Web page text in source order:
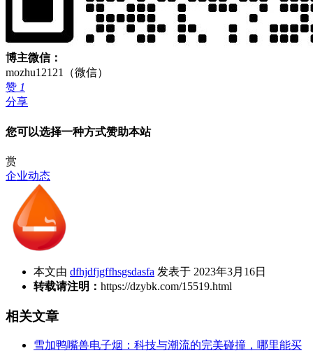
博主微信：
mozhu12121（微信）
赞 1
分享
您可以选择一种方式赞助本站
赏
企业动态
本文由 dfhjdfjgffhsgsdasfa 发表于 2023年3月16日
转载请注明： https://dzybk.com/15519.html
相关文章
雪加鸭嘴兽电子烟：科技与潮流的完美碰撞，哪里能买